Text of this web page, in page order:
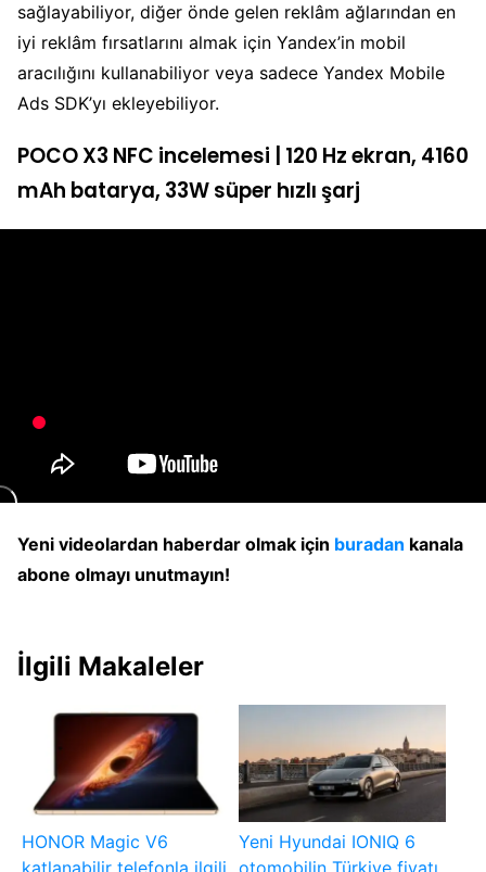
sağlayabiliyor, diğer önde gelen reklâm ağlarından en
iyi reklâm fırsatlarını almak için Yandex’in mobil
aracılığını kullanabiliyor veya sadece Yandex Mobile
Ads SDK’yı ekleyebiliyor.
POCO X3 NFC incelemesi | 120 Hz ekran, 4160
mAh batarya, 33W süper hızlı şarj
Yeni videolardan haberdar olmak için buradan kanala
abone olmayı unutmayın!
İlgili Makaleler
HONOR Magic V6
Yeni Hyundai IONIQ 6